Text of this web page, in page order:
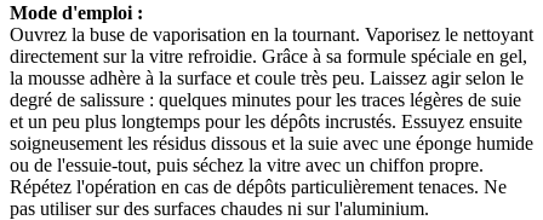
Mode d'emploi :
Ouvrez la buse de vaporisation en la tournant. Vaporisez le nettoyant
directement sur la vitre refroidie. Grâce à sa formule spéciale en gel,
la mousse adhère à la surface et coule très peu. Laissez agir selon le
degré de salissure : quelques minutes pour les traces légères de suie
et un peu plus longtemps pour les dépôts incrustés. Essuyez ensuite
soigneusement les résidus dissous et la suie avec une éponge humide
ou de l'essuie-tout, puis séchez la vitre avec un chiffon propre.
Répétez l'opération en cas de dépôts particulièrement tenaces. Ne
pas utiliser sur des surfaces chaudes ni sur l'aluminium.